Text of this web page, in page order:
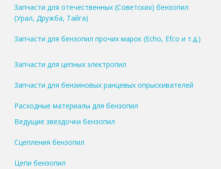
Запчасти для отечественных (Советских) бензопил
(Урал, Дружба, Тайга)
Запчасти для бензопил прочих марок (Echo, Efco и т.д.)
Запчасти для цепных электропил
Запчасти для бензиновых ранцевых опрыскивателей
Расходные материалы для бензопил
Ведущие звездочки бензопил
Сцепления бензопил
Цепи бензопил